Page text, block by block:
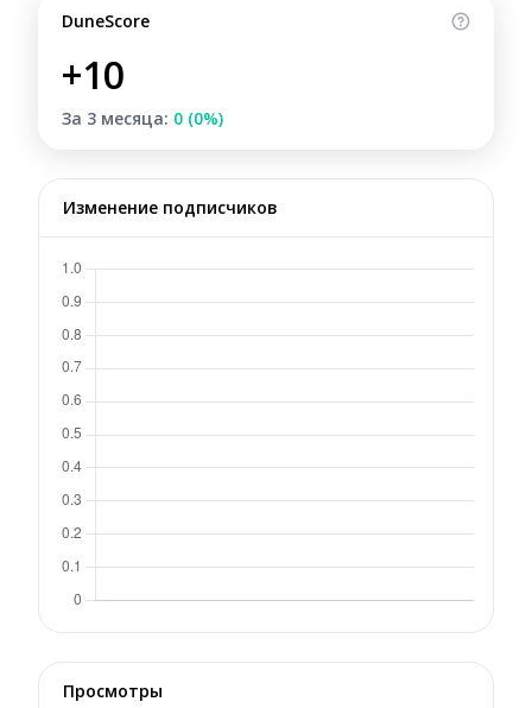
DuneScore
+10
За 3 месяца: 0 (0%)
Изменение подписчиков
Просмотры